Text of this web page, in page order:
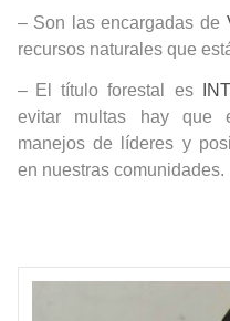
– Son las encargadas de
recursos naturales que
– El título forestal es
evitar multas hay que
manejos de líderes y
en nuestras comunidades.